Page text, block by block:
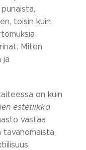
toisin kuin
Miten
ja
on kuin
estetiikka
vastaa